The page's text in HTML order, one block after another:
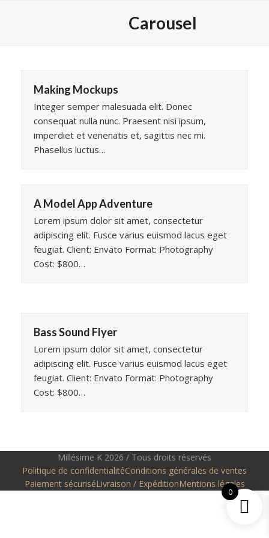
Carousel
Making Mockups
Integer semper malesuada elit. Donec
consequat nulla nunc. Praesent nisi ipsum,
imperdiet et venenatis et, sagittis nec mi.
Phasellus luctus…
A Model App Adventure
Lorem ipsum dolor sit amet, consectetur
adipiscing elit. Fusce varius euismod lacus eget
feugiat. Client: Envato Format: Photography
Cost: $800…
Bass Sound Flyer
Lorem ipsum dolor sit amet, consectetur
adipiscing elit. Fusce varius euismod lacus eget
feugiat. Client: Envato Format: Photography
Cost: $800…
Millésime K 2026 / Tous droits réservés
Politique de confidentialitéConditions générales de ventes
Paiement sécuriséLivraison / ExpéditionMentions légales
0